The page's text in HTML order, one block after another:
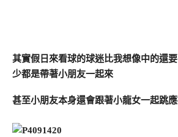
其實假日來看球的球迷比我想像中的還
少都是帶著小朋友一起來
甚至小朋友本身還會跟著小龍女一起跳